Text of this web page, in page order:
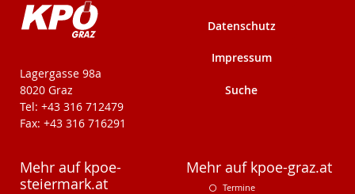
KPÖ-Steiermark
Lagergasse 98a
8020 Graz
Tel: +43 316 712479
Fax: +43 316 716291
Datenschutz
Impressum
Suche
Mehr auf kpoe-
steiermark.at
Mehr auf kpoe-graz.at
Termine